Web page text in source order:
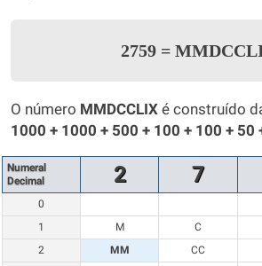
2759 =
O número MMDCCLIX é construído
1000 + 1000 + 500 + 100 + 100 + 50
Numeral
Decimal
2 7
0
1
M C
2
MM CC